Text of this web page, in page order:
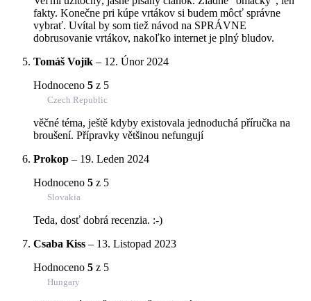
fakty. Konečne pri kúpe vrtákov si budem môcť správne
vybrať. Uvítal by som tiež návod na SPRÁVNE
dobrusovanie vrtákov, nakoľko internet je plný bludov.
Tomáš Vojík – 12. Únor 2024
Hodnoceno 5 z 5
Czech Republic
věčné téma, ještě kdyby existovala jednoduchá příručka na
broušení. Přípravky většinou nefungují
Prokop – 19. Leden 2024
Hodnoceno 5 z 5
Slovakia
Teda, dosť dobrá recenzia. :-)
Csaba Kiss – 13. Listopad 2023
Hodnoceno 5 z 5
Hungary